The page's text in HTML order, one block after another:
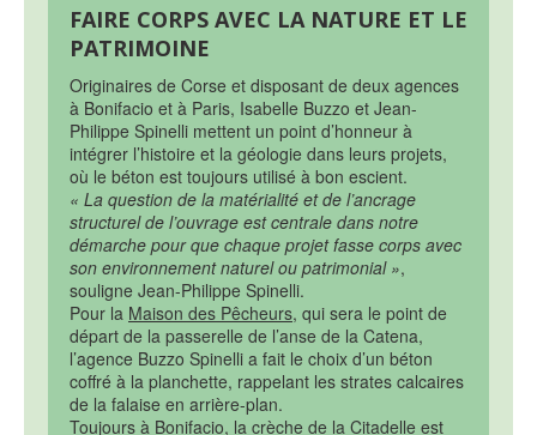
FAIRE CORPS AVEC LA NATURE ET LE
PATRIMOINE
Originaires de Corse et disposant de deux agences
à Bonifacio et à Paris, Isabelle Buzzo et Jean-
Philippe Spinelli mettent un point d’honneur à
intégrer l’histoire et la géologie dans leurs projets,
où le béton est toujours utilisé à bon escient.
« La question de la matérialité et de l’ancrage
structurel de l’ouvrage est centrale dans notre
démarche pour que chaque projet fasse corps avec
son environnement naturel ou patrimonial »,
souligne Jean-Philippe Spinelli.
Pour la Maison des Pêcheurs, qui sera le point de
départ de la passerelle de l’anse de la Catena,
l’agence Buzzo Spinelli a fait le choix d’un béton
coffré à la planchette, rappelant les strates calcaires
de la falaise en arrière-plan.
Toujours à Bonifacio, la crèche de la Citadelle est